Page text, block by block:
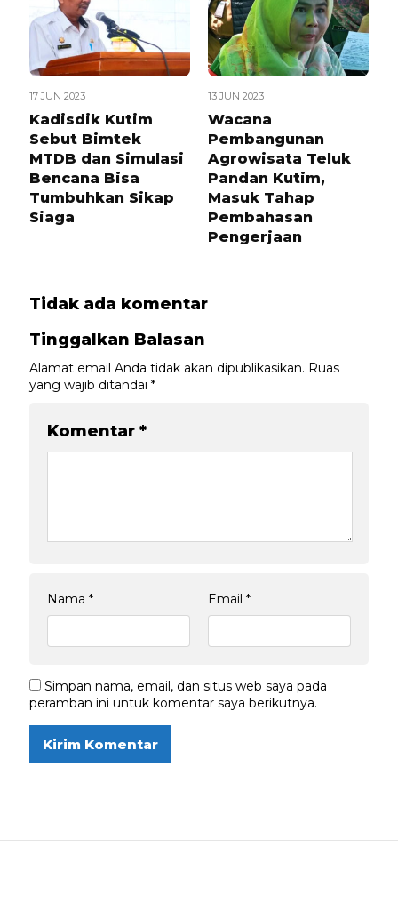
17 JUN 2023
Kadisdik Kutim
Sebut Bimtek
MTDB dan Simulasi
Bencana Bisa
Tumbuhkan Sikap
Siaga
13 JUN 2023
Wacana
Pembangunan
Agrowisata Teluk
Pandan Kutim,
Masuk Tahap
Pembahasan
Pengerjaan
Tidak ada komentar
Tinggalkan Balasan
Alamat email Anda tidak akan dipublikasikan. Ruas
yang wajib ditandai *
Komentar *
Nama * Email *
Simpan nama, email, dan situs web saya pada
peramban ini untuk komentar saya berikutnya.